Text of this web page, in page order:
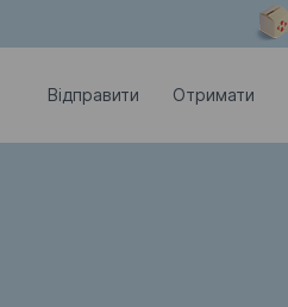
Відправити Отримати